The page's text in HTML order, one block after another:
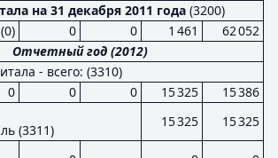
на 31 декабря 2011 года (3200)
(0) 0 0 1 461
62 052
Отчетный год (2012)
- всего: (3310)
0 0 0 15 325
15 386
(3311)
15 325
15 325